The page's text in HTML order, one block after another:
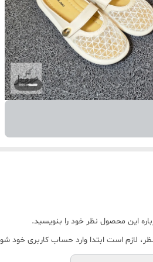
این محصول نظر خود را بنویسید.
لازم است ابتدا وارد حساب کاربری خود